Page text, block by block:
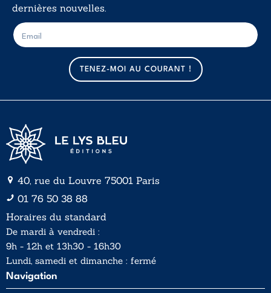
dernières nouvelles.
m
a
i
l
E
-
m
TENEZ-MOI AU COURANT !
40, rue du Louvre 75001 Paris
01 76 50 38 88
Horaires du standard
De mardi à vendredi :
9h - 12h et 13h30 - 16h30
Lundi, samedi et dimanche : fermé
Navigation